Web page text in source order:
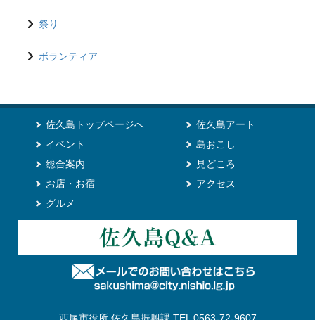
祭り
ボランティア
佐久島トップページへ
イベント
総合案内
お店・お宿
グルメ
佐久島アート
島おこし
見どころ
アクセス